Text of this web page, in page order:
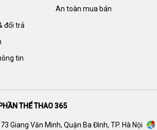
đổi trả
tin
An toàn mua bán
THỂ THAO 365
Giang Văn Minh, Quận Ba Đình, TP. Hà Nội